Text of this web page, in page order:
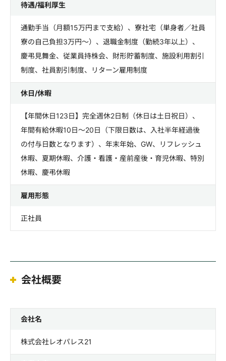
待遇/福利厚生
通勤手当（月額15万円まで支給）、寮社宅（単身者／社員
寮の自己負担3万円～）、退職金制度（勤続3年以上）、
慶弔見舞金、従業員持株会、財形貯蓄制度、施設利用割引
制度、社員割引制度、リターン雇用制度
休日/休暇
【年間休日123日】完全週休2日制（休日は土日祝日）、
年間有給休暇10日～20日（下限日数は、入社半年経過後
の付与日数となります）、年末年始、GW、リフレッシュ
休暇、夏期休暇、介護・看護・産前産後・育児休暇、特別
休暇、慶弔休暇
雇用形態
正社員
会社概要
会社名
株式会社レオパレス21